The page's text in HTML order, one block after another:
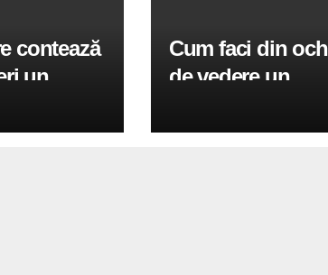
contează
un
Cum faci din
de vedere un